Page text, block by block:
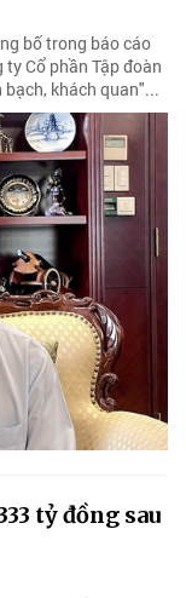
bố trong báo cáo
Cổ phần Tập đoàn
khách quan"...
tỷ đồng sau